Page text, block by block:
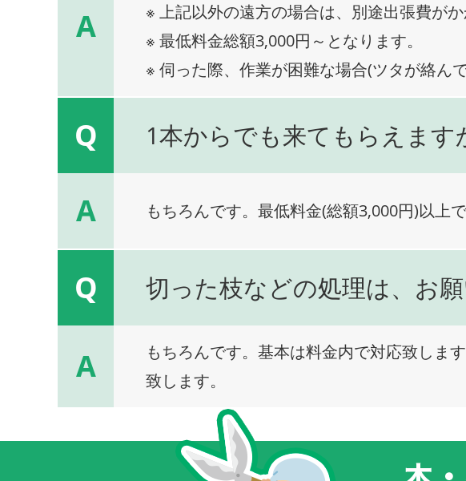
A
※ 上記以外の遠方の場合は、別途出張費がか
※ 最低料金総額3,000円～となります。
※ 伺った際、作業が困難な場合(ツタが絡ん
Q 1本からでも来てもらえます
A もちろんです。最低料金(総額3,000円)以上
Q 切った枝などの処理は、お
A
もちろんです。基本は料金内で対応致しま
致します。